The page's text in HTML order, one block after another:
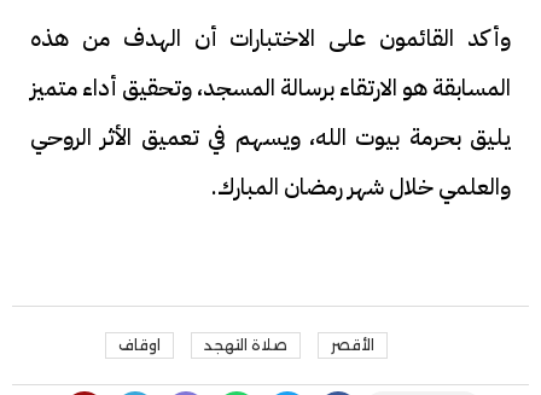
وأكد القائمون على الاختبارات أن الهدف من هذه
المسابقة هو الارتقاء برسالة المسجد، وتحقيق أداء متميز
يليق بحرمة بيوت الله، ويسهم في تعميق الأثر الروحي
والعلمي خلال شهر رمضان المبارك.
الأقصر صلاة التهجد اوقاف